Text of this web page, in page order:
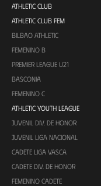
ATHLETIC CLUB
ATHLETIC CLUB FEM
BILBAO ATHLETIC
FEMENINO B
PREMIER LEAGUE U21
BASCONIA
FEMENINO C
ATHLETIC YOUTH LEAGUE
JUVENIL DIV. DE HONOR
JUVENIL LIGA NACIONAL
CADETE LIGA VASCA
CADETE DIV. DE HONOR
FEMENINO CADETE